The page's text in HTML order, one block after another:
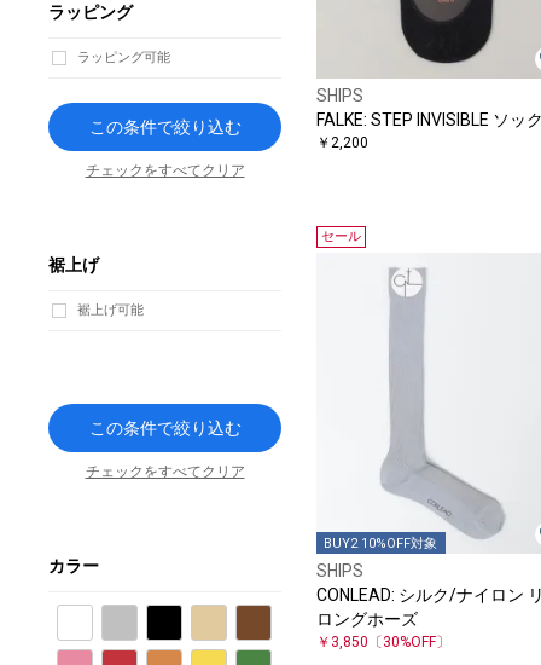
SHIPS
FALKE: STEP INVISIBLE ソッ
￥2,200
セール
BUY2 10%OFF対象
SHIPS
CONLEAD: シルク/ナイロン
ロングホーズ
￥3,850 〔30%OFF〕
ラッピング
ラッピング可能
この条件で絞り込む
チェックをすべてクリア
裾上げ
裾上げ可能
この条件で絞り込む
チェックをすべてクリア
カラー
ブラウン